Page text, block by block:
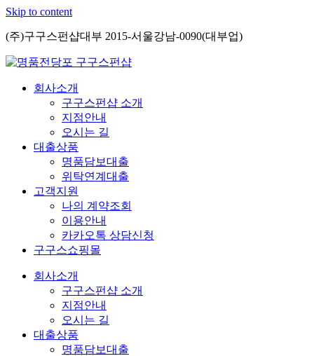
Skip to content
(주)구구스펀샵대부 2015-서울강남-0090(대부업)
회사소개
구구스펀샵 소개
지점안내
오시는 길
대출상품
명품담보대출
위탁연계대출
고객지원
나의 계약조회
이용안내
카카오톡 상담신청
구구스쇼핑몰
회사소개
구구스펀샵 소개
지점안내
오시는 길
대출상품
명품담보대출